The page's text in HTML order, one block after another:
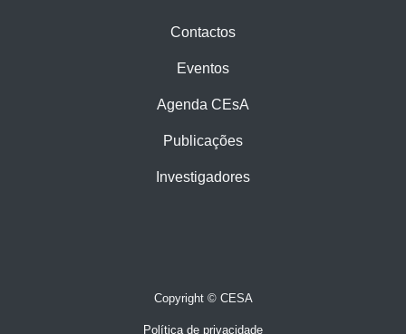
Contactos
Eventos
Agenda CEsA
Publicações
Investigadores
Copyright © CESA
Política de privacidade